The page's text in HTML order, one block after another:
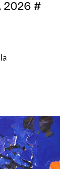
2026 #